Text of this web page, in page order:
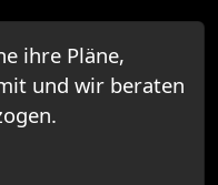
ihre Pläne,
und wir beraten